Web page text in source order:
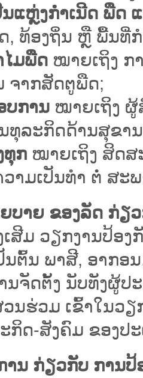
ຫຼ່ງກຳເນີດ ພືດ
, ທ້ອງຖິ່ນ ຫຼື ພື້ນ
ມພືດ ໝາຍເຖິງ ກ
ຈາກສັດຕູພືດ;
ການ ໝາຍເຖິງ ຜູ້
ທຸລະກິດດ້ານສຸຂາ
ກ ໝາຍເຖິງ ສິດສ
າມເປັນທຳ ຕໍ່ ສະ
ບາຍ ຂອງລັດ ກ່ຽ
ມ ວຽກງານປ້ອງ
ນຕົ້ນ ພາສີ, ອາກອ
ນຈັດຕັ້ງ ນັບທັງຜູ້ປ
ວນຮ່ວມ ເຂົ້າໃນວ
ກິດ-ສັງຄົມ ຂອງປະ
ນ ກ່ຽວກັບ ການປ້